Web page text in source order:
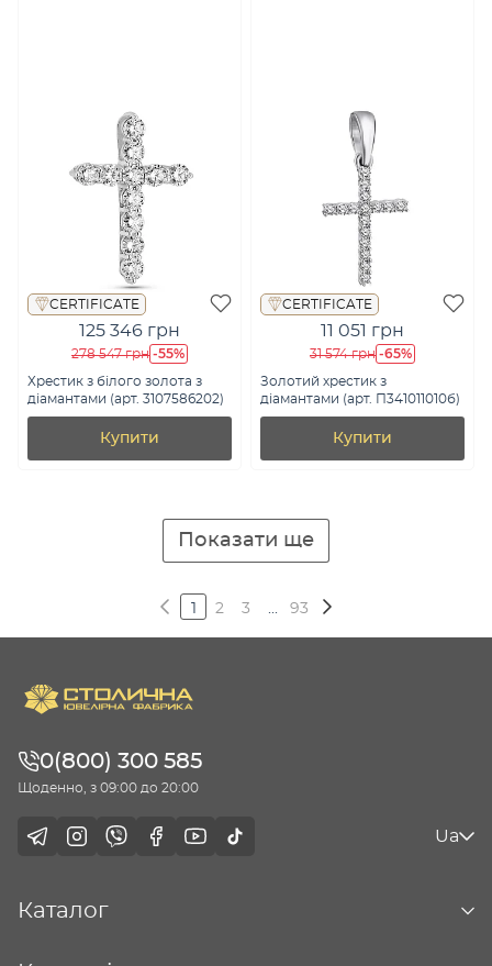
CERTIFICATE
125 346 грн
278 547 грн -55%
Хрестик з білого золота з
діамантами (арт. 3107586202)
Купити
CERTIFICATE
11 051 грн
31 574 грн -65%
Золотий хрестик з
діамантами (арт. П341011010б)
Купити
Показати ще
2 3 ... 93
0(800) 300 585
Щоденно, з 09:00 до 20:00
Ua
Каталог